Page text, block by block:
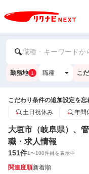
職種・キーワードか
勤務地 1 職種 こ
こだわり条件の追加設定を忘
土日祝休み
年間
大垣市（岐阜県）、
職・求人情報
151件1〜100件目を表示中
関連度順新着順